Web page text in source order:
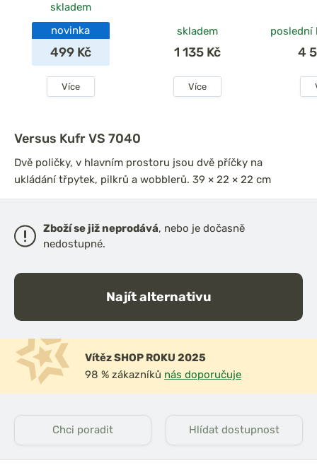
skladem
novinka
499 Kč
Více
skladem
1 135 Kč
Více
poslední
4
Versus Kufr VS 7040
Dvě poličky, v hlavním prostoru jsou dvě příčky na
ukládání třpytek, pilkrů a wobblerů. 39 × 22 × 22 cm
Zboží se již neprodává, nebo je dočasně
nedostupné.
Najít alternativu
Vítěz SHOP ROKU 2025
98 % zákazníků nás doporučuje
Chci poradit Hlídat dostupnost